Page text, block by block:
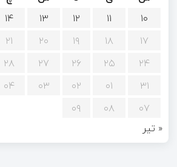
۱۰
۱۱ ۱۲ ۱۳ ۱۴
۱۷
۱۸ ۱۹ ۲۰ ۲۱
۲۴
۲۵ ۲۶ ۲۷ ۲۸
۳۱
۰۱ ۰۲ ۰۳ ۰۴
۰۷
۰۸
۰۹
« تیر